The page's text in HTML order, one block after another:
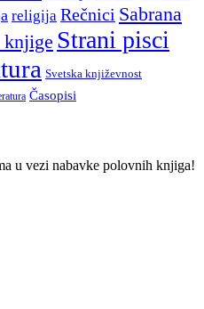
religija Rečnici Sabrana
knjige Strani pisci
Svetska književnost
Časopisi
u vezi nabavke polovnih knjiga!